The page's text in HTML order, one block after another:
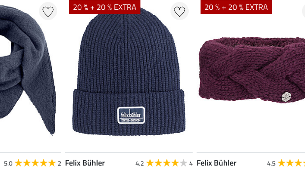
5.0 2
20 % + 20 % EXTRA
Felix Bühler 4.2 4
20 % + 20 % EXTRA
Felix Bühler 4.5